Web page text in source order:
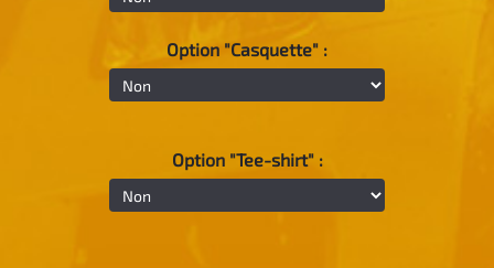
Option "Casquette" :
Option "Tee-shirt" :